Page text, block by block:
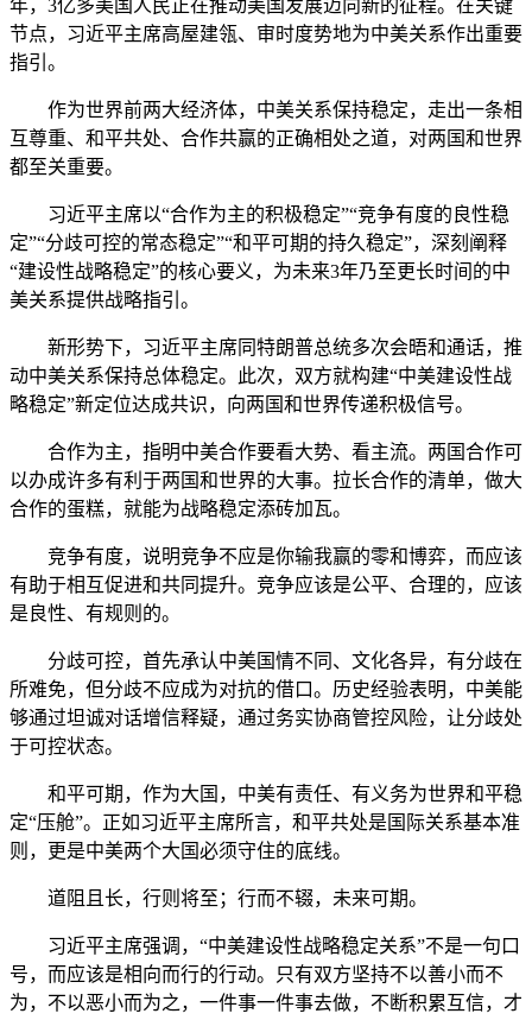
年，3亿多美国人民正在推动美国发展迈向新的征程。在关键
节点，习近平主席高屋建瓴、审时度势地为中美关系作出重要
指引。
作为世界前两大经济体，中美关系保持稳定，走出一条相
互尊重、和平共处、合作共赢的正确相处之道，对两国和世界
都至关重要。
习近平主席以“合作为主的积极稳定”“竞争有度的良性稳
定”“分歧可控的常态稳定”“和平可期的持久稳定”，深刻阐释
“建设性战略稳定”的核心要义，为未来3年乃至更长时间的中
美关系提供战略指引。
新形势下，习近平主席同特朗普总统多次会晤和通话，推
动中美关系保持总体稳定。此次，双方就构建“中美建设性战
略稳定”新定位达成共识，向两国和世界传递积极信号。
合作为主，指明中美合作要看大势、看主流。两国合作可
以办成许多有利于两国和世界的大事。拉长合作的清单，做大
合作的蛋糕，就能为战略稳定添砖加瓦。
竞争有度，说明竞争不应是你输我赢的零和博弈，而应该
有助于相互促进和共同提升。竞争应该是公平、合理的，应该
是良性、有规则的。
分歧可控，首先承认中美国情不同、文化各异，有分歧在
所难免，但分歧不应成为对抗的借口。历史经验表明，中美能
够通过坦诚对话增信释疑，通过务实协商管控风险，让分歧处
于可控状态。
和平可期，作为大国，中美有责任、有义务为世界和平稳
定“压舱”。正如习近平主席所言，和平共处是国际关系基本准
则，更是中美两个大国必须守住的底线。
道阻且长，行则将至；行而不辍，未来可期。
习近平主席强调，“中美建设性战略稳定关系”不是一句口
号，而应该是相向而行的行动。只有双方坚持不以善小而不
为，不以恶小而为之，一件事一件事去做，不断积累互信，才